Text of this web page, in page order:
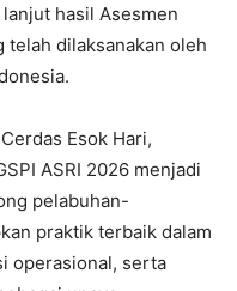
hasil Asesmen
telah dilaksanakan oleh
Esok Hari,
ASRI 2026 menjadi
pelabuhan-
praktik terbaik dalam
operasional, serta